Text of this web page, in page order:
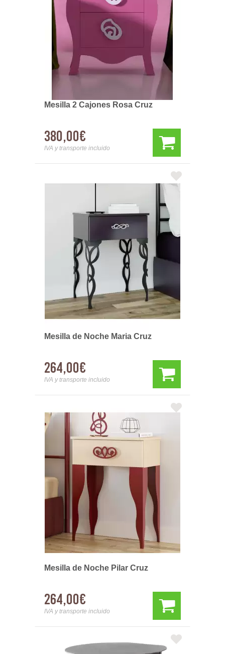
Mesilla 2 Cajones Rosa Cruz
380,00€
IVA y transporte incluido
Mesilla de Noche Maria Cruz
264,00€
IVA y transporte incluido
Mesilla de Noche Pilar Cruz
264,00€
IVA y transporte incluido